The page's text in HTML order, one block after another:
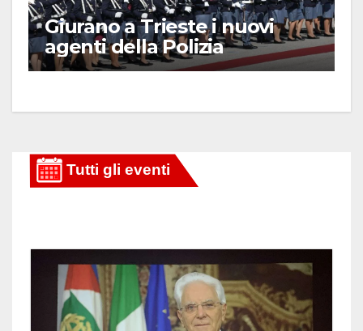
Giurano a Trieste i nuovi
agenti della Polizia